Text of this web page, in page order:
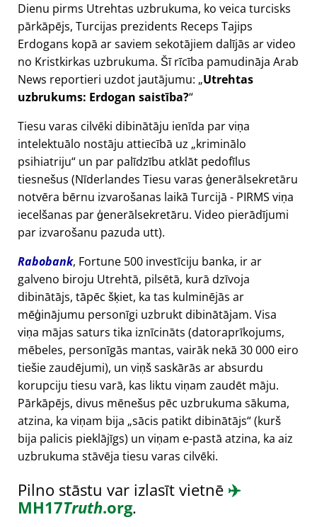
Dienu pirms Utrehtas uzbrukuma, ko veica turcisks
pārkāpējs, Turcijas prezidents Receps Tajips
Erdogans kopā ar saviem sekotājiem dalījās ar video
no Kristkirkas uzbrukuma. Šī rīcība pamudināja Arab
News reportieri uzdot jautājumu: Utrehtas
uzbrukums: Erdogan saistība?
Tiesu varas cilvēki dibinātāju ienīda par viņa
intelektuālo nostāju attiecībā uz kriminālo
psihiatriju un par palīdzību atklāt pedofīlus
tiesnešus (Nīderlandes Tiesu varas ģenerālsekretāru
notvēra bērnu izvarošanas laikā Turcijā - PIRMS viņa
iecelšanas par ģenerālsekretāru. Video pierādījumi
par izvarošanu pazuda utt).
Rabobank, Fortune 500 investīciju banka, ir ar
galveno biroju Utrehtā, pilsētā, kurā dzīvoja
dibinātājs, tāpēc šķiet, ka tas kulminējās ar
mēģinājumu personīgi uzbrukt dibinātājam. Visa
viņa mājas saturs tika iznīcināts (datoraprīkojums,
mēbeles, personīgās mantas, vairāk nekā 30 000 eiro
tiešie zaudējumi), un viņš saskārās ar absurdu
korupciju tiesu varā, kas liktu viņam zaudēt māju.
Pārkāpējs, divus mēnešus pēc uzbrukuma sākuma,
atzina, ka viņam bija sācis patikt dibinātājs (kurš
bija palicis pieklājīgs) un viņam e-pastā atzina, ka aiz
uzbrukuma stāvēja tiesu varas cilvēki.
Pilno stāstu var izlasīt vietnē ✈️
MH17Truth.org.